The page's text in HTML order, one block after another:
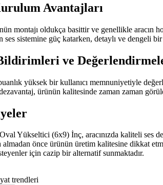
Avantajları
montajı oldukça basittir ve genellikle aracın
ses sistemine güç katarken, detaylı ve dengeli
ve
yüksek bir kullanıcı memnuniyetiyle
ürünün kalitesinde zaman zaman
Yükseltici (6x9) İnç, aracınızda kaliteli ses
almadan önce ürünün üretim kalitesine dikkat
için cazip bir alternatif sunmaktadır.
trendleri